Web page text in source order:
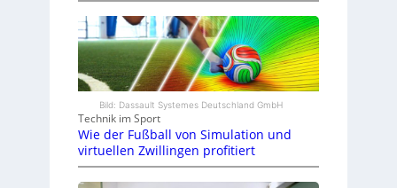
Bild: Dassault Systemes Deutschland GmbH
Technik im Sport
Wie der Fußball von Simulation und
virtuellen Zwillingen profitiert